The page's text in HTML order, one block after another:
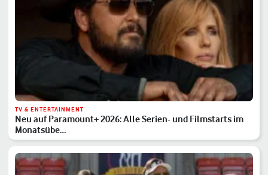
TV & ENTERTAINMENT
Neu auf Paramount+ 2026: Alle Serien- und Filmstarts im
Monatsübe…